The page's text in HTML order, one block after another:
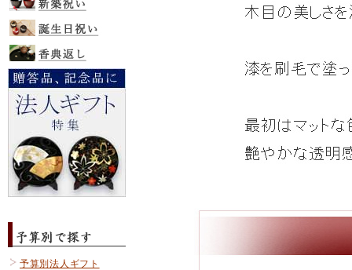
予算別法人ギフト